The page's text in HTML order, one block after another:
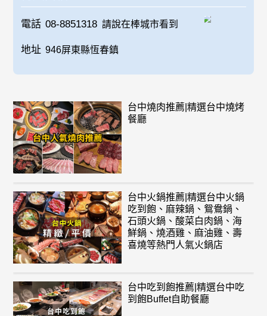
電話 08-8851318 請說在棒城市看到
地址 946屏東縣恆春鎮
台中燒肉推薦|精選台中燒烤
餐廳
台中火鍋推薦|精選台中火鍋
吃到飽、麻辣鍋、鴛鴦鍋、
石頭火鍋、酸菜白肉鍋、海
鮮鍋、燒酒雞、麻油雞、壽
喜燒等熱門人氣火鍋店
台中吃到飽推薦|精選台中吃
到飽Buffet自助餐廳